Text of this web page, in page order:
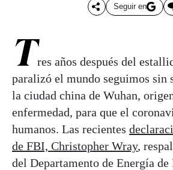
Seguir en
Tres años después del
paralizó el mundo seguimos sin
la ciudad china de Wuhan,
enfermedad, para que el
humanos. Las recientes
de FBI, Christopher Wray,
del Departamento de Energía